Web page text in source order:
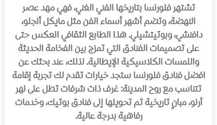
تشتهر فلورنسا بتاريخها الفني الغني، فهي مهد عصر
النهضة، وتضم أشهر أسماء الفن مثل مايكل أنجلو،
دافنشي، وبوتيتشيلي. هذا الطابع الثقافي انعكس حتى
على تصميمات الفنادق التي تمزج بين الفخامة الحديثة
واللمسات الكلاسيكية الإيطالية. لذلك، عند بحثك عن
افضل فنادق فلورنسا ستجد خيارات تقدم لك تجربة إقامة
تتناسب مع روح المدينة: غرف ذات شرفات تطل على نهر
أرنو، مبانٍ تاريخية تم تحويلها إلى فنادق بوتيك، وخدمات
رفاهية بدرجة عالية.